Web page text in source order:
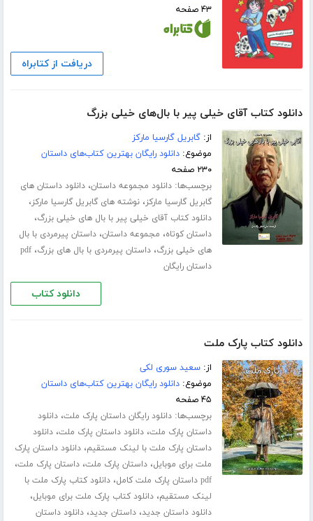
۴۳ صفحه
دریافت از کتابراه
دانلود کتاب آقای خیلی پیر با بال‌‌های خیلی بزرگ
از:گابریل گارسیا مارکز
موضوع:دانلود رایگان بهترین کتاب‌های داستان
۲۳۰ صفحه
برچسب‌ها:دانلود مجموعه داستان،دانلود داستان های
گابریل گارسیا مارکز،نوشته های گابریل گارسیا مارکز،
دانلود کتاب آقای خیلی پیر با بال های خیلی بزرگ،
داستان کوتاه، مجموعه داستان،داستان پیرمردی با بال
های خیلی بزرگ،داستان پیرمردی با بال های بزرگ،pdf
داستان رایگان
دانلود کتاب
دانلود کتاب پارک ملت
از:سعید سوری لکی
موضوع:دانلود رایگان بهترین کتاب‌های داستان
۴۵ صفحه
برچسب‌ها:دانلود رایگان داستان پارک ملت،دانلود
داستان پارک ملت،دانلود داستان پارک ملت،دانلود
داستان پارک ملت با لینک مستقیم،دانلود داستان پارک
ملت برای موبایل،داستان پارک ملت،داستان پارک ملت،
pdf داستان پارک ملت کامل ،دانلود کتاب پارک ملت با
لینک مستقیم،دانلود کتاب پارک ملت برای موبایل،
دانلود داستان جدید،داستان جدید،دانلود داستان